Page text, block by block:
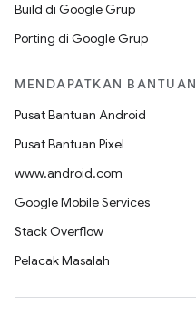
Build di Google Grup
Porting di Google Grup
MENDAPATKAN BANTUAN
Pusat Bantuan Android
Pusat Bantuan Pixel
www.android.com
Google Mobile Services
Stack Overflow
Pelacak Masalah